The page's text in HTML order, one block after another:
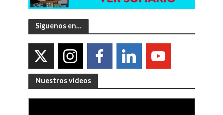
Síguenos en…
Nuestros videos